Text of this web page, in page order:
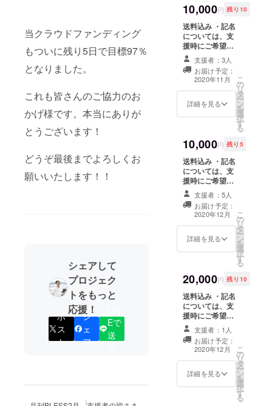
当クラウドファンディング
もついに残り5日で目標97％
となりました。
これも皆さんのご協力のお
かげ様です。本当にありが
とうございます！
どうぞ最後までよろしくお
願いいたします！！
シェアして
プロジェク
トをもっと
応援！
ポ
ス
ト
シ
ェ
ア
Eで
送
レは、飛騨産で
おすすめの市販
品です。 ・お礼
のメッセージを
お送りします。
10,000円 残り10
送料込み ・記名
については、支
援時にご希望の
お名前を備考欄
へご記入くださ
い。 ・このコー
スは「あぶらえ
の実」は【無
し】です。 ・あ
です。 ・お礼の
メッセージをお
送りします。
支援者：3人
お届け予定：
2020年11月
詳細を見る
こ
の
リ
タ
ー
ン
を
選
択
す
る
10,000円 残り5
送料込み ・記名
については、支
援時にご希望の
お名前を備考欄
へご記入くださ
い。 ・このコー
スは「あぶらえ
の実」は【無
し】です。 ・え
詰めしたもので
す。 ・万が一、
あぶらえが不作
の場合は、市販
品の飛騨産えご
ま油となる可能
性があります。
・お礼のメッ
セージをお送り
支援者：5人
お届け予定：
2020年12月
詳細を見る
こ
の
リ
タ
ー
ン
を
選
択
す
る
20,000円 残り10
送料込み ・記名
については、支
援時にご希望の
お名前を備考欄
へご記入くださ
い。 ・あぶらえ
のタレ／五平餅
は、飛騨産でお
すすめの市販品
です。 ・えごま
支援者：1人
お届け予定：
2020年12月
詳細を見る
こ
の
リ
タ
ー
ン
を
選
択
す
る